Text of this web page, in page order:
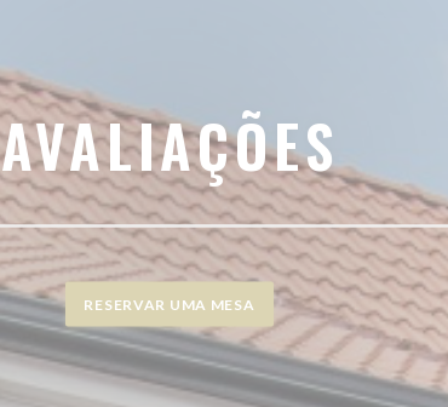
AVALIAÇÕES
RESERVAR UMA MESA